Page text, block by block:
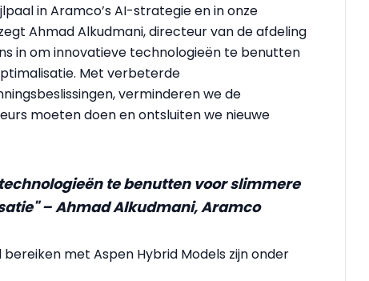
in Aramco’s AI-strategie en in onze
Ahmad Alkudmani, directeur van de afdeling
in om innovatieve technologieën te benutten
Met verbeterde
verminderen we de
moeten doen en ontsluiten we nieuwe
te benutten voor slimmere
– Ahmad Alkudmani, Aramco
met Aspen Hybrid Models zijn onder